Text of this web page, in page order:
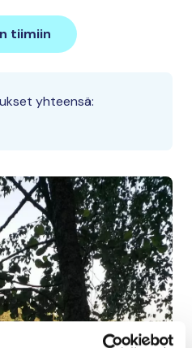
tiimiin
yhteensä: